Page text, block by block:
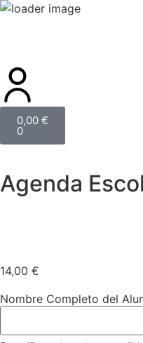
0,00 €
0
Agenda
14,00 €
Nombre Completo del